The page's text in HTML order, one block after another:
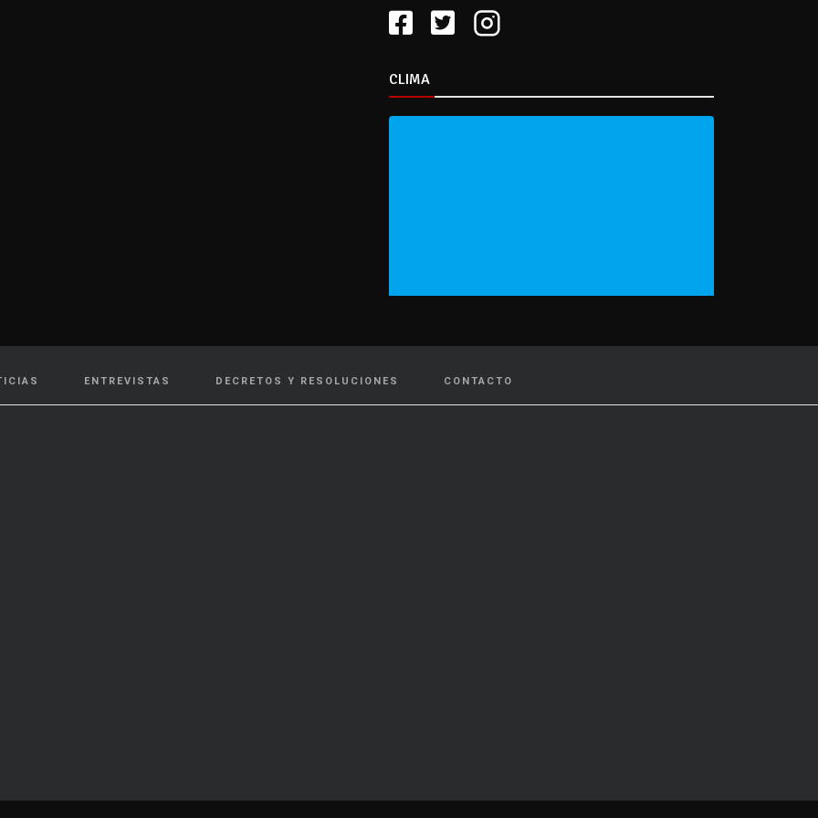
CLIMA
ENTREVISTAS DECRETOS Y RESOLUCIONES CONTACTO